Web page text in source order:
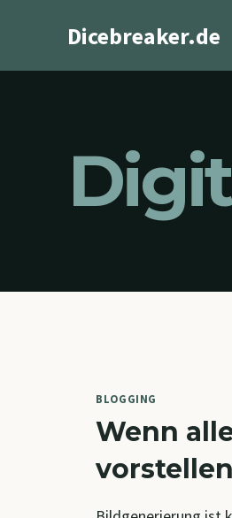
Dicebreaker.de
BLOGGING
Wenn